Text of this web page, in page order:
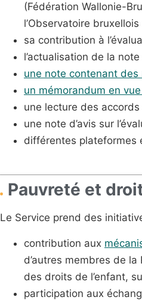
(Fédération Wallonie-
l’Observatoire
sa contribution à
l’actualisation de la
une note contenant
un mémorandum en
une lecture des
une note d’avis sur
différentes plateformes
Pauvreté et
Le Service prend des
contribution aux
d’autres membres de
des droits de l’enfant,
participation aux